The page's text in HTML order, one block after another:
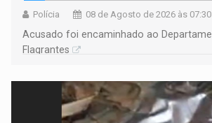
Polícia 08 de Agosto de 2026 às 07:30
Acusado foi encaminhado ao
Flagrantes